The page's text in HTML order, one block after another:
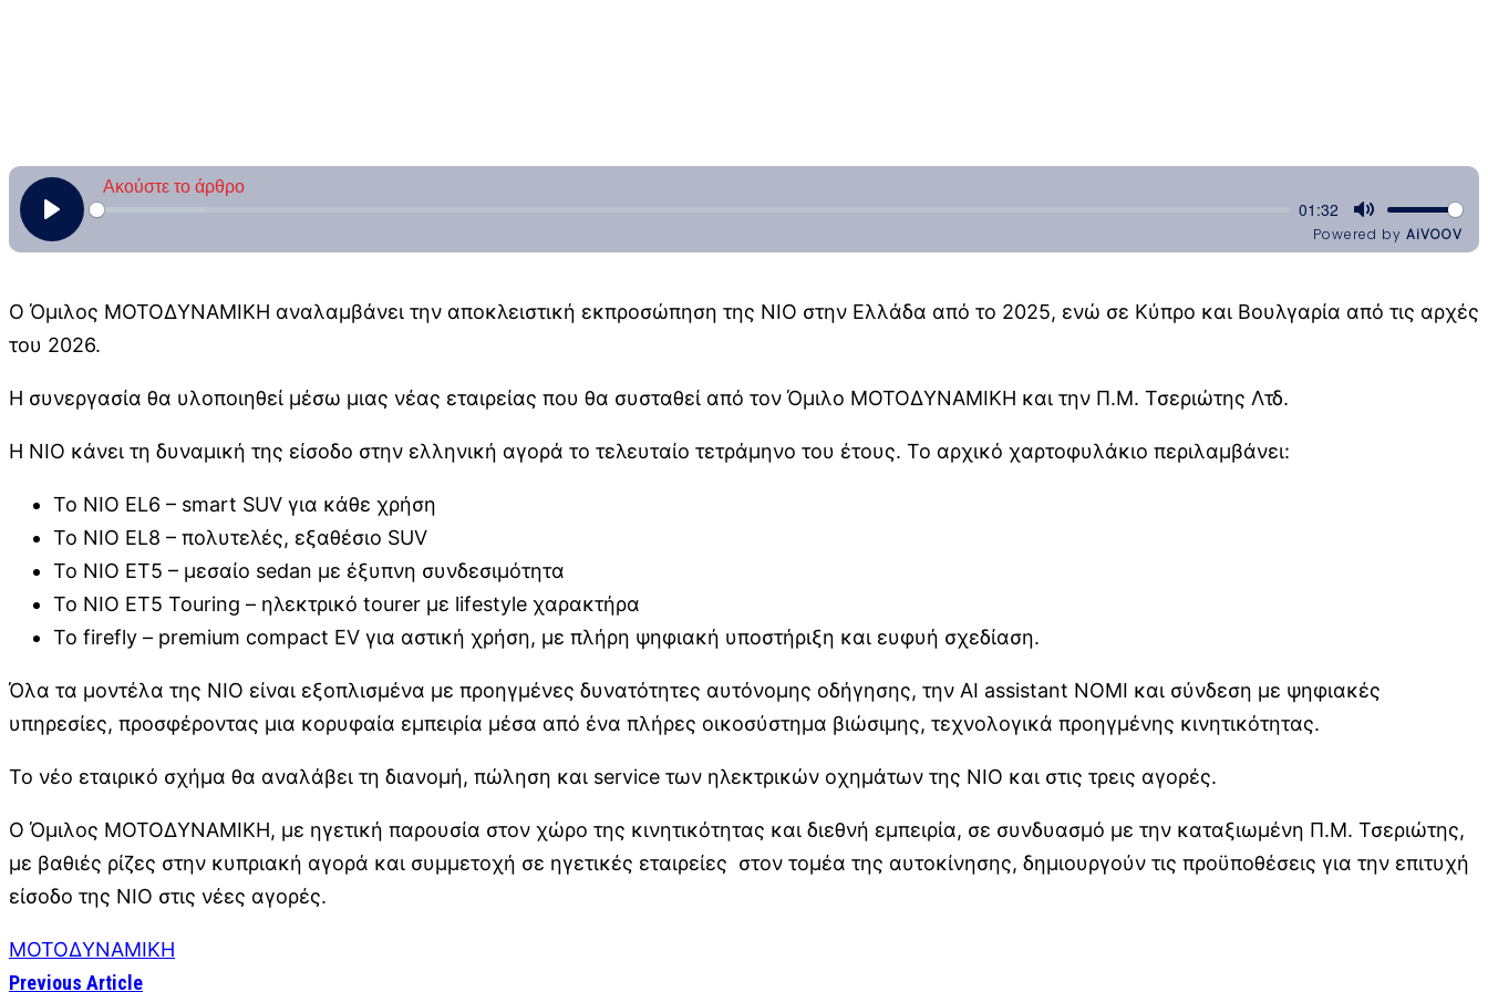
Ο Όμιλος ΜΟΤΟΔΥΝΑΜΙΚΗ αναλαμβάνει την αποκλειστική εκπροσώπηση της NIO στην Ελλάδα από το 2025, ενώ σε Κύπρο και Βουλγαρία από τις αρχές
του 2026.
Η συνεργασία θα υλοποιηθεί μέσω μιας νέας εταιρείας που θα συσταθεί από τον Όμιλο ΜΟΤΟΔΥΝΑΜΙΚΗ και την Π.Μ. Τσεριώτης Λτδ.
Η NIO κάνει τη δυναμική της είσοδο στην ελληνική αγορά το τελευταίο τετράμηνο του έτους. Το αρχικό χαρτοφυλάκιο περιλαμβάνει:
Το NIO EL6 – smart SUV για κάθε χρήση
Το NIO EL8 – πολυτελές, εξαθέσιο SUV
Το NIO ET5 – μεσαίο sedan με έξυπνη συνδεσιμότητα
Το NIO ET5 Touring – ηλεκτρικό tourer με lifestyle χαρακτήρα
Το firefly – premium compact EV για αστική χρήση, με πλήρη ψηφιακή υποστήριξη και ευφυή σχεδίαση.
Όλα τα μοντέλα της NIO είναι εξοπλισμένα με προηγμένες δυνατότητες αυτόνομης οδήγησης, την AI assistant NOMI και σύνδεση με ψηφιακές
υπηρεσίες, προσφέροντας μια κορυφαία εμπειρία μέσα από ένα πλήρες οικοσύστημα βιώσιμης, τεχνολογικά προηγμένης κινητικότητας.
Το νέο εταιρικό σχήμα θα αναλάβει τη διανομή, πώληση και service των ηλεκτρικών οχημάτων της NIO και στις τρεις αγορές.
Ο Όμιλος ΜΟΤΟΔΥΝΑΜΙΚΗ, με ηγετική παρουσία στον χώρο της κινητικότητας και διεθνή εμπειρία, σε συνδυασμό με την καταξιωμένη Π.Μ. Τσεριώτης,
με βαθιές ρίζες στην κυπριακή αγορά και συμμετοχή σε ηγετικές εταιρείες στον τομέα της αυτοκίνησης, δημιουργούν τις προϋποθέσεις για την επιτυχή
είσοδο της NIO στις νέες αγορές.
ΜΟΤΟΔΥΝΑΜΙΚΗ
Previous Article